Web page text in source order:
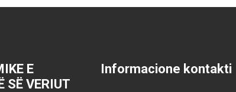
E
SË VERIUT
Informacione kontakti